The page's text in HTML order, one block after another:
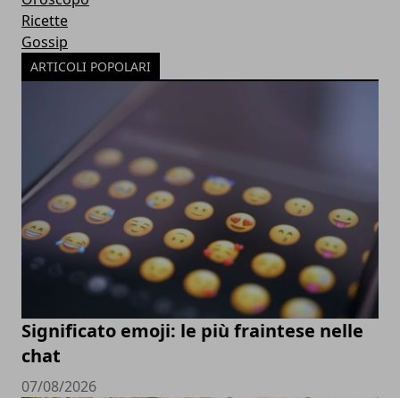
Ricette
Gossip
ARTICOLI POPOLARI
Significato emoji: le più fraintese nelle
chat
07/08/2026